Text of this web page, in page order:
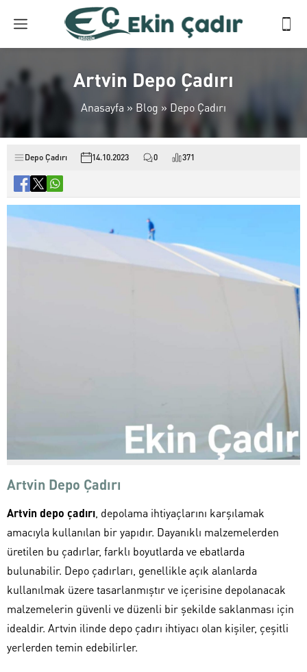
Artvin Depo Çadırı
Anasayfa » Blog » Depo Çadırı
Depo Çadırı 14.10.2023 0 371
Artvin Depo Çadırı
Artvin depo çadırı , depolama ihtiyaçlarını karşılamak
amacıyla kullanılan bir yapıdır. Dayanıklı malzemelerden
üretilen bu çadırlar, farklı boyutlarda ve ebatlarda
bulunabilir. Depo çadırları, genellikle açık alanlarda
kullanılmak üzere tasarlanmıştır ve içerisine depolanacak
malzemelerin güvenli ve düzenli bir şekilde saklanması için
idealdir. Artvin ilinde depo çadırı ihtiyacı olan kişiler, çeşitli
yerlerden temin edebilirler.